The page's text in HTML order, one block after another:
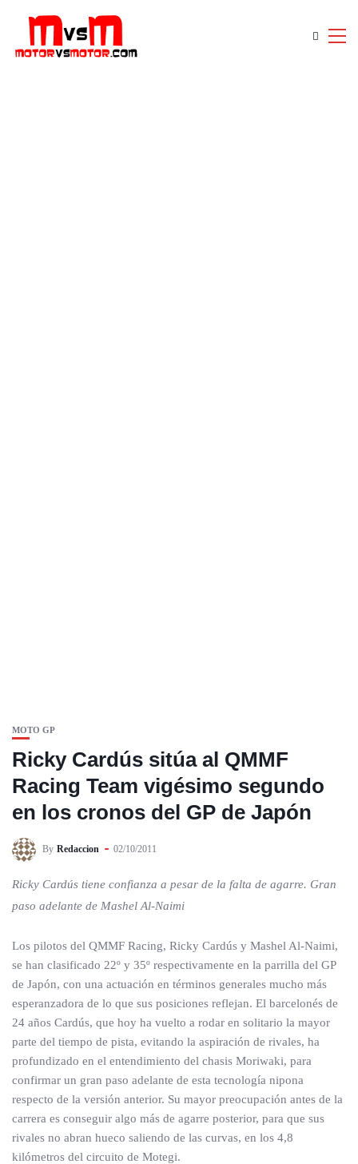
MOTO GP
Ricky Cardús sitúa al QMMF
Racing Team vigésimo segundo
en los cronos del GP de Japón
By Redaccion 02/10/2011
Ricky Cardús tiene confianza a pesar de la falta de agarre. Gran
paso adelante de Mashel Al-Naimi
Los pilotos del QMMF Racing, Ricky Cardús y Mashel Al-Naimi,
se han clasificado 22º y 35º respectivamente en la parrilla del GP
de Japón, con una actuación en términos generales mucho más
esperanzadora de lo que sus posiciones reflejan. El barcelonés de
24 años Cardús, que hoy ha vuelto a rodar en solitario la mayor
parte del tiempo de pista, evitando la aspiración de rivales, ha
profundizado en el entendimiento del chasis Moriwaki, para
confirmar un gran paso adelante de esta tecnología nipona
respecto de la versión anterior. Su mayor preocupación antes de la
carrera es conseguir algo más de agarre posterior, para que sus
rivales no abran hueco saliendo de las curvas, en los 4,8
kilómetros del circuito de Motegi.